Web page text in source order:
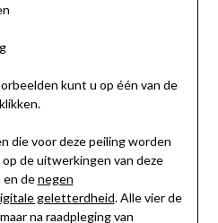
kunt u op één van de
die voor deze peiling worden
de uitwerkingen van deze
denegen
geletterdheid. Alle vier de
na raadpleging van